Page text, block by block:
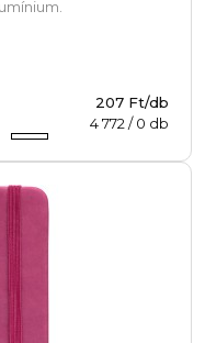
207 Ft/db
4 772 /0 db